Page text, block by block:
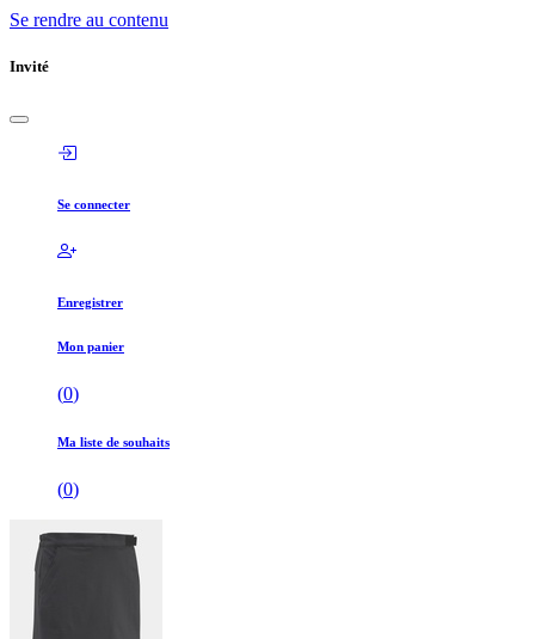
Se rendre au contenu
Invité
Se connecter
Enregistrer
Mon panier
(0)
Ma liste de souhaits
(0)